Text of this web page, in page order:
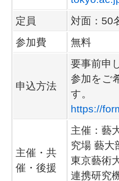
定員
対面：50
参加費
無料
申込方法
要事前申
参加をご
す。
https://
主催・共
催・後援
主催：藝
究場 藝大
東京藝術
連携研究